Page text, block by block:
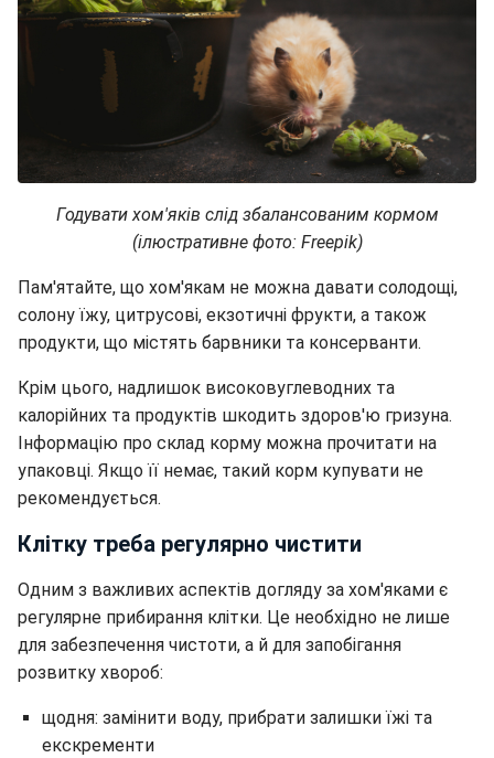
Годувати хом'яків слід збалансованим кормом
(ілюстративне фото: Freepik)
Пам'ятайте, що хом'якам не можна давати солодощі,
солону їжу, цитрусові, екзотичні фрукти, а також
продукти, що містять барвники та консерванти.
Крім цього, надлишок високовуглеводних та
калорійних та продуктів шкодить здоров'ю гризуна.
Інформацію про склад корму можна прочитати на
упаковці. Якщо її немає, такий корм купувати не
рекомендується.
Клітку треба регулярно чистити
Одним з важливих аспектів догляду за хом'яками є
регулярне прибирання клітки. Це необхідно не лише
для забезпечення чистоти, а й для запобігання
розвитку хвороб:
щодня: замінити воду, прибрати залишки їжі та
екскременти